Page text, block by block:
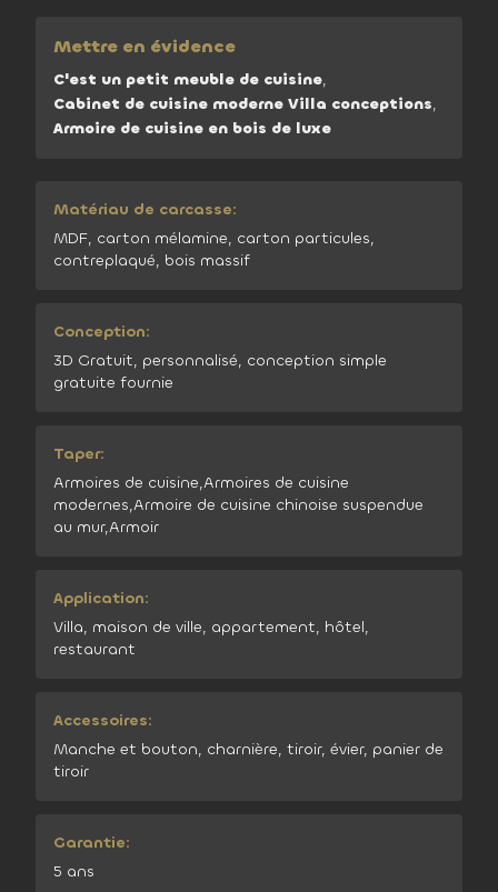
Mettre en évidence
C'est un petit meuble de cuisine,
Cabinet de cuisine moderne Villa conceptions,
Armoire de cuisine en bois de luxe
Matériau de carcasse:
MDF, carton mélamine, carton particules,
contreplaqué, bois massif
Conception:
3D Gratuit, personnalisé, conception simple
gratuite fournie
Taper:
Armoires de cuisine,Armoires de cuisine
modernes,Armoire de cuisine chinoise suspendue
au mur,Armoir
Application:
Villa, maison de ville, appartement, hôtel,
restaurant
Accessoires:
Manche et bouton, charnière, tiroir, évier, panier de
tiroir
Garantie:
5 ans